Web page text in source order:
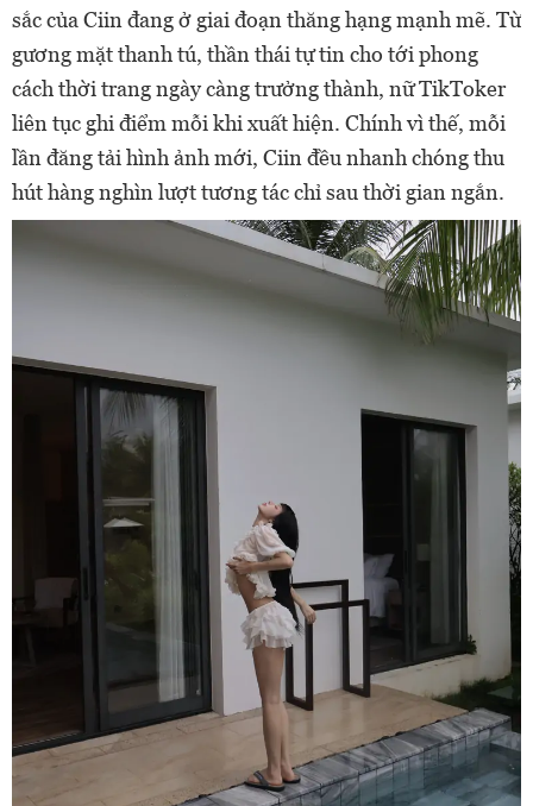
sắc của Ciin đang ở giai đoạn thăng hạng mạnh mẽ. Từ
gương mặt thanh tú, thần thái tự tin cho tới phong
cách thời trang ngày càng trưởng thành, nữ TikToker
liên tục ghi điểm mỗi khi xuất hiện. Chính vì thế, mỗi
lần đăng tải hình ảnh mới, Ciin đều nhanh chóng thu
hút hàng nghìn lượt tương tác chỉ sau thời gian ngắn.